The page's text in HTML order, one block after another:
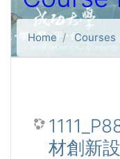
Home Courses
材創新